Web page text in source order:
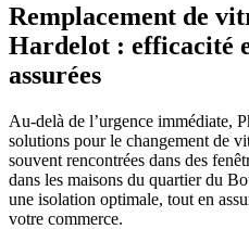
Remplacement de
Hardelot : efficacité
assurées
Au-delà de l’urgence immédiate,
solutions pour le changement de
souvent rencontrées dans des
dans les maisons du quartier du
une isolation optimale, tout en
votre commerce.